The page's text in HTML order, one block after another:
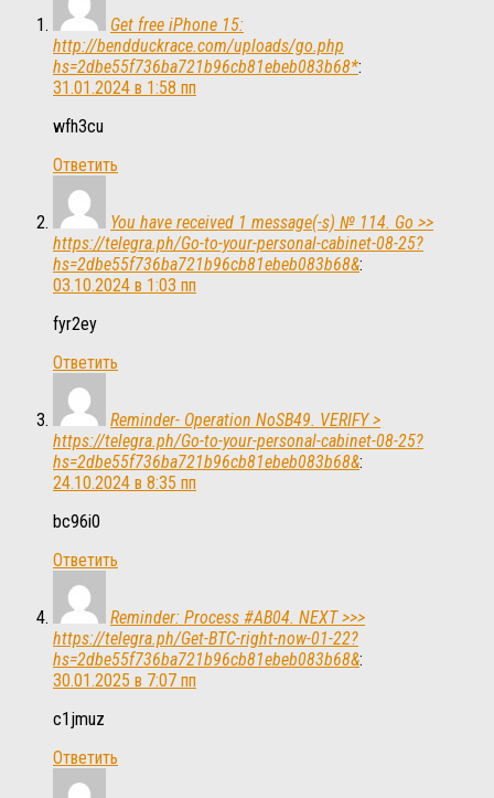
Get free iPhone 15:
http://bendduckrace.com/uploads/go.php
hs=2dbe55f736ba721b96cb81ebeb083b68*:
31.01.2024 в 1:58 пп
wfh3cu
Ответить
You have received 1 message(-s) № 114. Go >>
https://telegra.ph/Go-to-your-personal-cabinet-08-25?
hs=2dbe55f736ba721b96cb81ebeb083b68&:
03.10.2024 в 1:03 пп
fyr2ey
Ответить
Reminder- Operation NoSB49. VERIFY >
https://telegra.ph/Go-to-your-personal-cabinet-08-25?
hs=2dbe55f736ba721b96cb81ebeb083b68&:
24.10.2024 в 8:35 пп
bc96i0
Ответить
Reminder: Process #AB04. NEXT >>>
https://telegra.ph/Get-BTC-right-now-01-22?
hs=2dbe55f736ba721b96cb81ebeb083b68&:
30.01.2025 в 7:07 пп
c1jmuz
Ответить